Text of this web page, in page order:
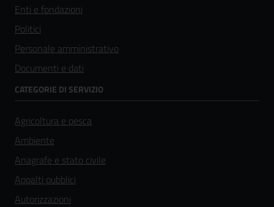
Enti e fondazioni
Politici
Personale amministrativo
Documenti e dati
CATEGORIE DI SERVIZIO
Agricoltura e pesca
Ambiente
Anagrafe e stato civile
Appalti pubblici
Autorizzazioni